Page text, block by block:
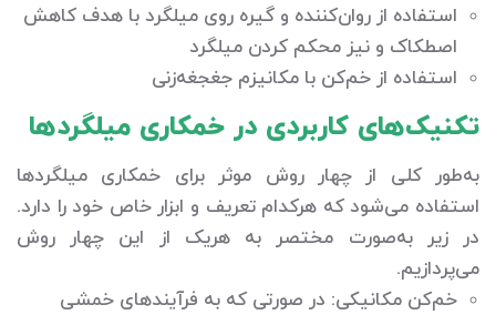
استفاده از روان‌کننده و گیره روی میلگرد با هدف کاهش
اصطکاک و نیز محکم کردن میلگرد
استفاده از خم‌کن با مکانیزم جغجغه‌زنی
تکنیک‌های کاربردی در خمکاری میلگردها
به‌طور کلی از چهار روش موثر برای خمکاری میلگردها
استفاده می‌شود که هرکدام تعریف و ابزار خاص خود را دارد.
در زیر به‌صورت مختصر به هریک از این چهار روش
می‌پردازیم.
خم‌کن مکانیکی: در صورتی که به فرآیندهای خمشی